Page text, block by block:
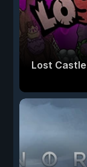
Lost Castle